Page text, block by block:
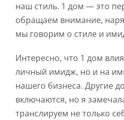
наш стиль. 1 дом — это
обращаем внимание,
мы говорим о стиле и
Интересно, что 1 дом
личный имидж, но и на
нашего бизнеса. Другие
включаются, но я
транслируем не только